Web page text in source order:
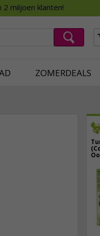
2 miljoen klanten!
ZOMERDEALS